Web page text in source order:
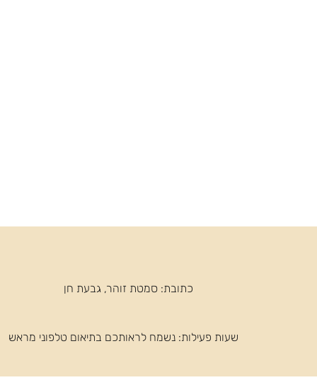
כתובת: סמטת זוהר, גבעת חן
שעות פעילות: ​נשמח לראותכם בתיאום טלפוני מראש